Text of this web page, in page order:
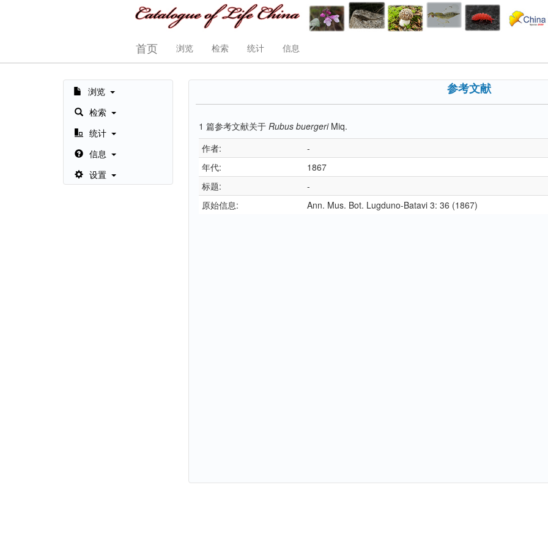
首页 浏览 检索 统计 信息
浏览
检索
统计
信息
设置
参考文献
1 篇参考文献关于 Rubus buergeri Miq.
作者:
-
年代:
1867
标题:
-
原始信息:
Ann. Mus. Bot. Lugduno-Batavi 3: 36 (1867)